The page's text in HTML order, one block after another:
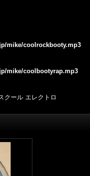
mike/coolrockbooty.mp3
mike/coolbootyrap.mp3
クール エレクトロ